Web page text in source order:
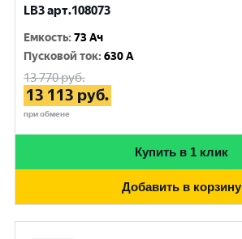
LB3 арт.108073
Емкость:73 Ач
Пусковой ток:630 A
13 770руб.
13 113 руб.
при обмене
Купить в 1 клик
Добавить в корзину